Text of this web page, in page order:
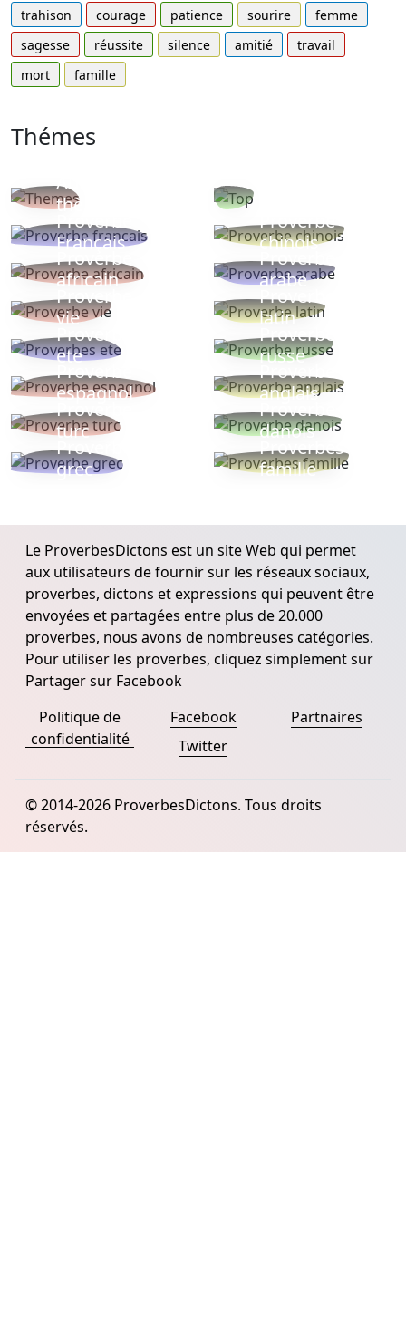
trahison
courage patience sourire
femme
sagesse
réussite silence amitié
travail
mort
famille
Thémes
Autres
thèmes
Proverbe
Français
Proverbe
chinois
Proverbe
africain
Proverbe
arabe
Proverbe
vie
Proverbe
latin
Proverbes
ete
Proverbe
russe
Proverbe
espagnol
Proverbe
anglais
Proverbe
turc
Proverbe
danois
Proverbe
grec
Proverbes
famille
Le ProverbesDictons est un site Web qui permet
aux utilisateurs de fournir sur les réseaux sociaux,
proverbes, dictons et expressions qui peuvent être
envoyées et partagées entre plus de 20.000
proverbes, nous avons de nombreuses catégories.
Pour utiliser les proverbes, cliquez simplement sur
Partager sur Facebook
Politique de
confidentialité
Facebook
Twitter
Partnaires
© 2014-2026 ProverbesDictons. Tous droits
réservés.